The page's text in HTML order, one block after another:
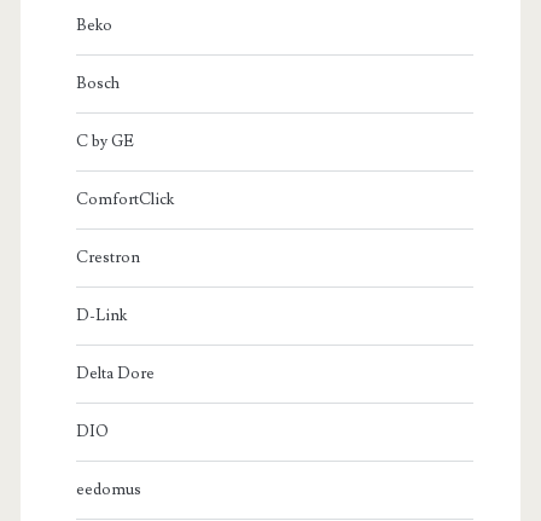
Beko
Bosch
C by GE
ComfortClick
Crestron
D-Link
Delta Dore
DIO
eedomus